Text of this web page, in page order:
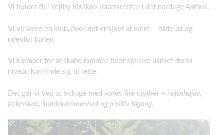
Vi holder til i Vejlby Risskov Idrætscenter i det nordlige Aarhus.
Vi vil være en klub, hvor det er sjovt at være – både på og
udenfor banen.
Vi kæmper for at skabe rammer, hvor spillere uanset deres
niveau kan finde sig til rette.
Det gør vi ved at bidrage med vores fire styrker – i øjenhøjde,
fællesskab, imødekommenhed og positiv tilgang.